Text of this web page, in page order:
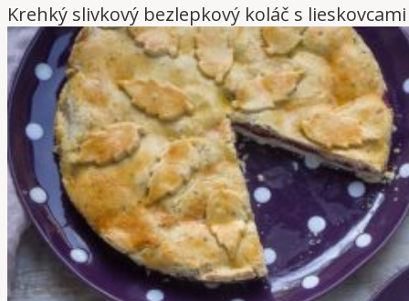
Krehký slivkový bezlepkový koláč s lieskovcami